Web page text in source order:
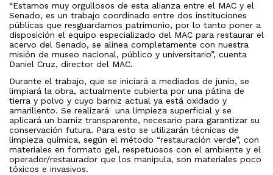
“Estamos muy orgullosos de esta alianza entre el MAC y el
Senado, es un trabajo coordinado entre dos instituciones
públicas que resguardamos patrimonio, por lo tanto poner a
disposición el equipo especializado del MAC para restaurar el
acervo del Senado, se alinea completamente con nuestra
misión de museo nacional, público y universitario”, cuenta
Daniel Cruz, director del MAC.
Durante el trabajo, que se iniciará a mediados de junio, se
limpiará la obra, actualmente cubierta por una pátina de
tierra y polvo y cuyo barniz actual ya está oxidado y
amarillento. Se realizará una limpieza superficial y se
aplicará un barniz transparente, necesario para garantizar su
conservación futura. Para esto se utilizarán técnicas de
limpieza química, según el método “restauración verde”, con
materiales en formato gel, respetuosos con el ambiente y el
operador/restaurador que los manipula, son materiales poco
tóxicos e invasivos.